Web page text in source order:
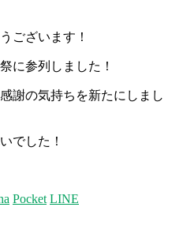
ございます！
に参列しました！
謝の気持ちを新たにしまし
でした！
Pocket LINE